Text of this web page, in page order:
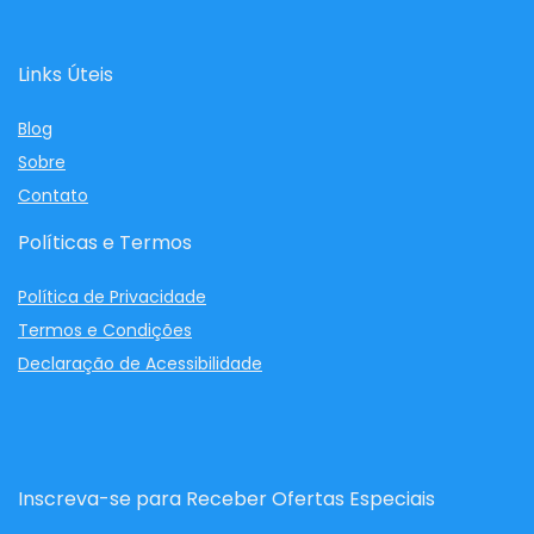
Links Úteis
Blog
Sobre
Contato
Políticas e Termos
Política de Privacidade
Termos e Condições
Declaração de Acessibilidade
Inscreva-se para Receber Ofertas Especiais